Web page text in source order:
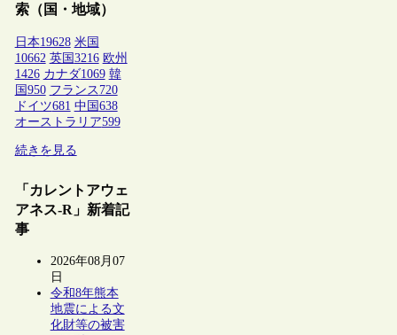
索（国・地域）
日本19628 米国
10662 英国 3216 欧州
1426 カナダ1069 韓
国 950 フランス 720
ドイツ681 中国 638
オーストラリア599
続きを見る
「カレントアウェ
アネス-R」新着記
事
2026年08月07
日
令和8年熊本
地震による文
化財等の被害